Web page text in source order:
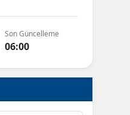
Son Güncelleme
06:00